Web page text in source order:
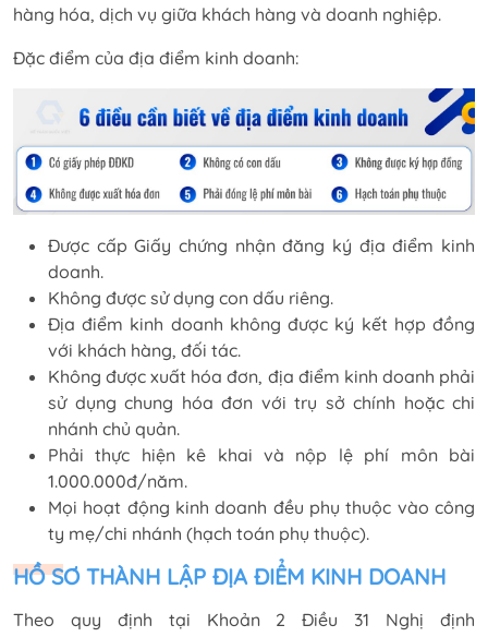
hàng hóa, dịch vụ giữa khách hàng và doanh nghiệp.
Đặc điểm của địa điểm kinh doanh:
Được cấp Giấy chứng nhận đăng ký địa điểm kinh
doanh.
Không được sử dụng con dấu riêng.
Địa điểm kinh doanh không được ký kết hợp đồng
với khách hàng, đối tác.
Không được xuất hóa đơn, địa điểm kinh doanh phải
sử dụng chung hóa đơn với trụ sở chính hoặc chi
nhánh chủ quản.
Phải thực hiện kê khai và nộp lệ phí môn bài
1.000.000đ/năm.
Mọi hoạt động kinh doanh đều phụ thuộc vào công
ty mẹ/chi nhánh (hạch toán phụ thuộc).
HỒ SƠ THÀNH LẬP ĐỊA ĐIỂM KINH DOANH
Theo quy định tại Khoản 2 Điều 31 Nghị định